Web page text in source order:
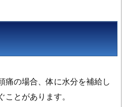
痛の場合、体に水分を補給し
とがあります。